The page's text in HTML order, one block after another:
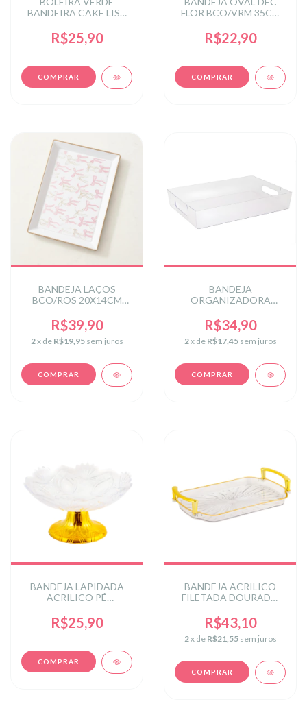
BANDEIRA CAKE LISA
BANDEIRA
R$25,90
FLOR BCO/VRM 35CM
R$22,90
BANDEJA LAÇOS
BCO/ROS 20X14CM
R$39,90
2x de R$19,95 sem juros
BANDEJA
ORGANIZADORA
R$34,90
2x de R$17,45 sem juros
BANDEJA LAPIDADA
ACRILICO PÉ
REF: 70539
R$25,90
BANDEJA ACRILICO
FILETADA DOURADO
R$43,10
2x de R$21,55 sem juros